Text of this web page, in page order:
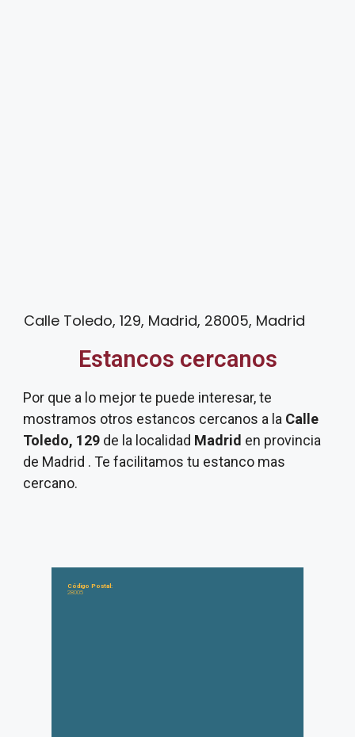
Calle Toledo, 129, Madrid, 28005, Madrid
Estancos cercanos
Por que a lo mejor te puede interesar, te
mostramos otros estancos cercanos a la Calle
Toledo, 129 de la localidad Madrid en provincia
de Madrid . Te facilitamos tu estanco mas
cercano.
Código Postal:
28005